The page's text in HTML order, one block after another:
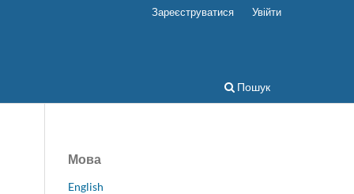
Пошук
Зареєструватися Увійти
Мова
English